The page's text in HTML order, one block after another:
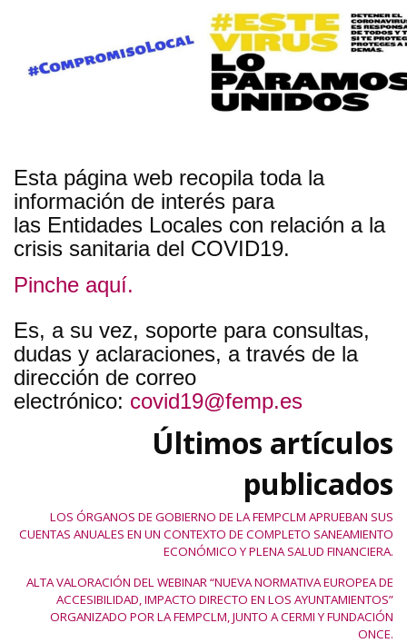
Esta página web recopila toda la
información de interés para
las Entidades Locales con relación a la
crisis sanitaria del COVID19.
Pinche aquí.
Es, a su vez, soporte para consultas,
dudas y aclaraciones, a través de la
dirección de correo
electrónico: covid19@femp.es
Últimos artículos
publicados
LOS ÓRGANOS DE GOBIERNO DE LA FEMPCLM APRUEBAN SUS
CUENTAS ANUALES EN UN CONTEXTO DE COMPLETO SANEAMIENTO
ECONÓMICO Y PLENA SALUD FINANCIERA.
ALTA VALORACIÓN DEL WEBINAR “NUEVA NORMATIVA EUROPEA DE
ACCESIBILIDAD, IMPACTO DIRECTO EN LOS AYUNTAMIENTOS”
ORGANIZADO POR LA FEMPCLM, JUNTO A CERMI Y FUNDACIÓN
ONCE.